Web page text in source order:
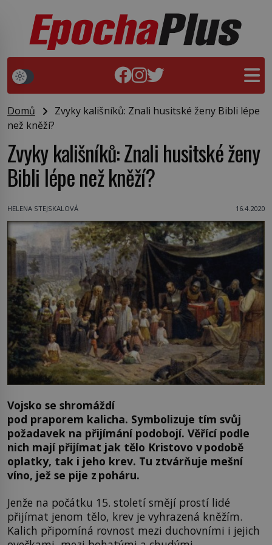
Domů
Zvyky kališníků: Znali husitské ženy Bibli lépe
než kněží?
Zvyky kališníků: Znali husitské ženy
Bibli lépe než kněží?
HELENA STEJSKALOVÁ 16.4.2020
Vojsko se shromáždí
pod praporem kalicha. Symbolizuje tím svůj
požadavek na přijímání podobojí. Věřící podle
nich mají přijímat jak tělo Kristovo v podobě
oplatky, tak i jeho krev. Tu ztvárňuje mešní
víno, jež se pije z poháru.
Jenže na počátku 15. století smějí prostí lidé
přijímat jenom tělo, krev je vyhrazená kněžím.
Kalich připomíná rovnost mezi duchovními i jejich